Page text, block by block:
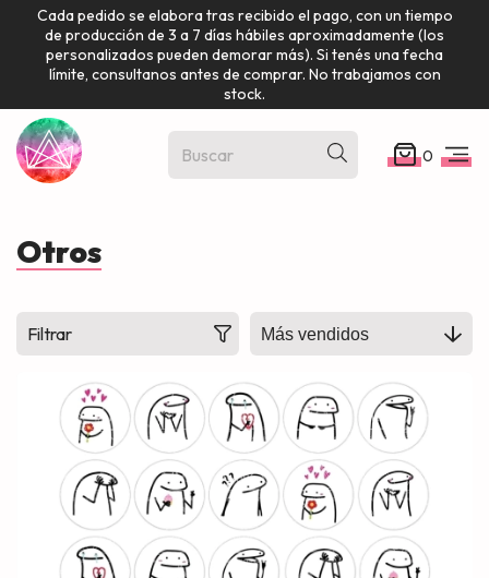
Cada pedido se elabora tras recibido el pago, con un tiempo
de producción de 3 a 7 días hábiles aproximadamente (los
personalizados pueden demorar más). Si tenés una fecha
límite, consultanos antes de comprar. No trabajamos con
stock.
0
Otros
Filtrar